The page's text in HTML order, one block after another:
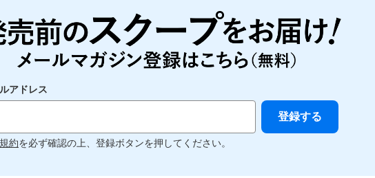
アドレス
約を必ず確認の上、登録ボタンを押してください。